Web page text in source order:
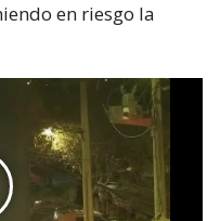
en riesgo la